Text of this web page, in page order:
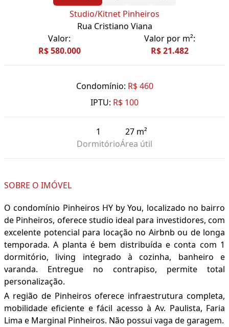
Studio/Kitnet Pinheiros
Rua Cristiano Viana
Valor:
R$ 580.000
Valor por m²:
R$ 21.482
Condomínio: R$ 460
IPTU: R$ 100
1
Dormitório
27 m²
Área útil
SOBRE O IMÓVEL
O condomínio Pinheiros HY by You, localizado no bairro
de Pinheiros, oferece studio ideal para investidores, com
excelente potencial para locação no Airbnb ou de longa
temporada. A planta é bem distribuída e conta com 1
dormitório, living integrado à cozinha, banheiro e
varanda. Entregue no contrapiso, permite total
personalização.
A região de Pinheiros oferece infraestrutura completa,
mobilidade eficiente e fácil acesso à Av. Paulista, Faria
Lima e Marginal Pinheiros. Não possui vaga de garagem.